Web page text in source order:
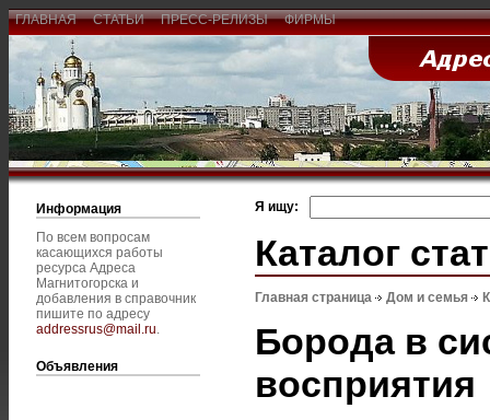
ГЛАВНАЯ СТАТЬИ ПРЕСС-РЕЛИЗЫ ФИРМЫ
Информация
По всем вопросам
касающихся работы
ресурса Адреса
Магнитогорска и
добавления в справочник
пишите по адресу
addressrus@mail.ru.
Объявления
Я ищу:
Каталог
Главная страница Дом и семья
Борода в
восприятия